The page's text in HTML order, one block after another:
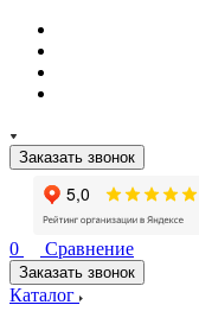
Заказать звонок
0 Сравнение
Заказать звонок
Каталог